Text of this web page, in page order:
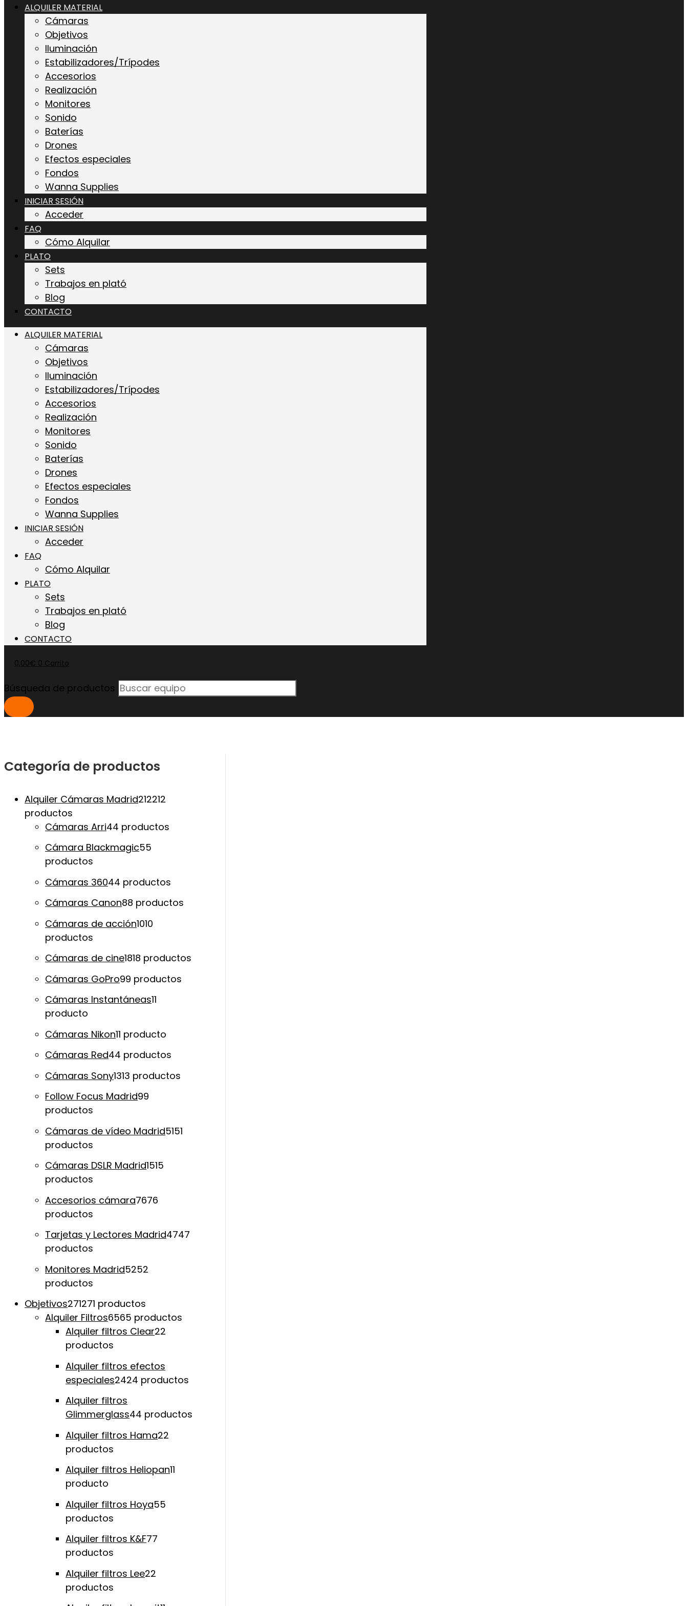
ALQUILER MATERIAL
Cámaras
Objetivos
Iluminación
Estabilizadores/Trípodes
Accesorios
Realización
Monitores
Sonido
Baterías
Drones
Efectos especiales
Fondos
Wanna Supplies
INICIAR SESIÓN
Acceder
FAQ
Cómo Alquilar
PLATO
Sets
Trabajos en plató
Blog
CONTACTO
ALQUILER MATERIAL
Cámaras
Objetivos
Iluminación
Estabilizadores/Trípodes
Accesorios
Realización
Monitores
Sonido
Baterías
Drones
Efectos especiales
Fondos
Wanna Supplies
INICIAR SESIÓN
Acceder
FAQ
Cómo Alquilar
PLATO
Sets
Trabajos en plató
Blog
CONTACTO
0,00€ 0 Carrito
Búsqueda de productos
Categoría de productos
Alquiler Cámaras Madrid212212
productos
Cámaras Arri44 productos
Cámara Blackmagic55
productos
Cámaras 36044 productos
Cámaras Canon88 productos
Cámaras de acción1010
productos
Cámaras de cine1818 productos
Cámaras GoPro99 productos
Cámaras Instantáneas11
producto
Cámaras Nikon11 producto
Cámaras Red44 productos
Cámaras Sony1313 productos
Follow Focus Madrid99
productos
Cámaras de vídeo Madrid5151
productos
Cámaras DSLR Madrid1515
productos
Accesorios cámara7676
productos
Tarjetas y Lectores Madrid4747
productos
Monitores Madrid5252
productos
Objetivos271271 productos
Alquiler Filtros6565 productos
Alquiler filtros Clear22
productos
Alquiler filtros efectos
especiales2424 productos
Alquiler filtros
Glimmerglass44 productos
Alquiler filtros Hama22
productos
Alquiler filtros Heliopan11
producto
Alquiler filtros Hoya55
productos
Alquiler filtros K&F77
productos
Alquiler filtros Lee22
productos